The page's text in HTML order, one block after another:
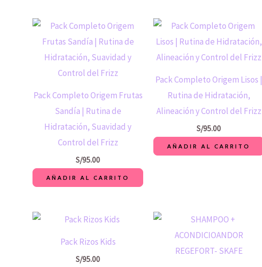
Pack Completo Origem Frutas
Sandía | Rutina de
Hidratación, Suavidad y
Control del Frizz
S/95.00
AÑADIR AL CARRITO
Pack Completo Origem Lisos |
Rutina de Hidratación,
Alineación y Control del Frizz
S/95.00
AÑADIR AL CARRITO
Pack Rizos Kids
S/95.00